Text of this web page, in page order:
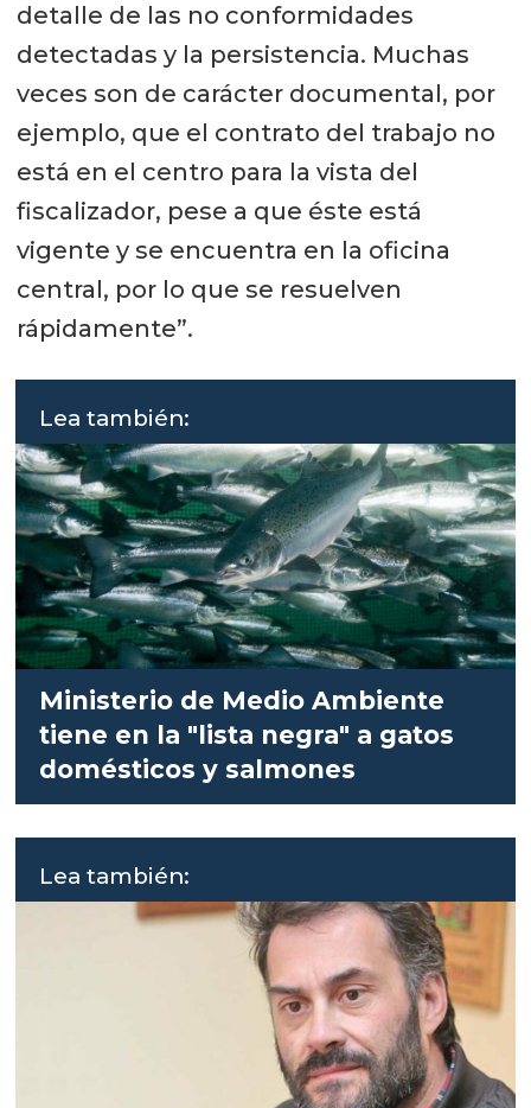
detalle de las no conformidades
detectadas y la persistencia. Muchas
veces son de carácter documental, por
ejemplo, que el contrato del trabajo no
está en el centro para la vista del
fiscalizador, pese a que éste está
vigente y se encuentra en la oficina
central, por lo que se resuelven
rápidamente”.
Lea también:
Ministerio de Medio Ambiente
tiene en la "lista negra" a gatos
domésticos y salmones
Lea también: